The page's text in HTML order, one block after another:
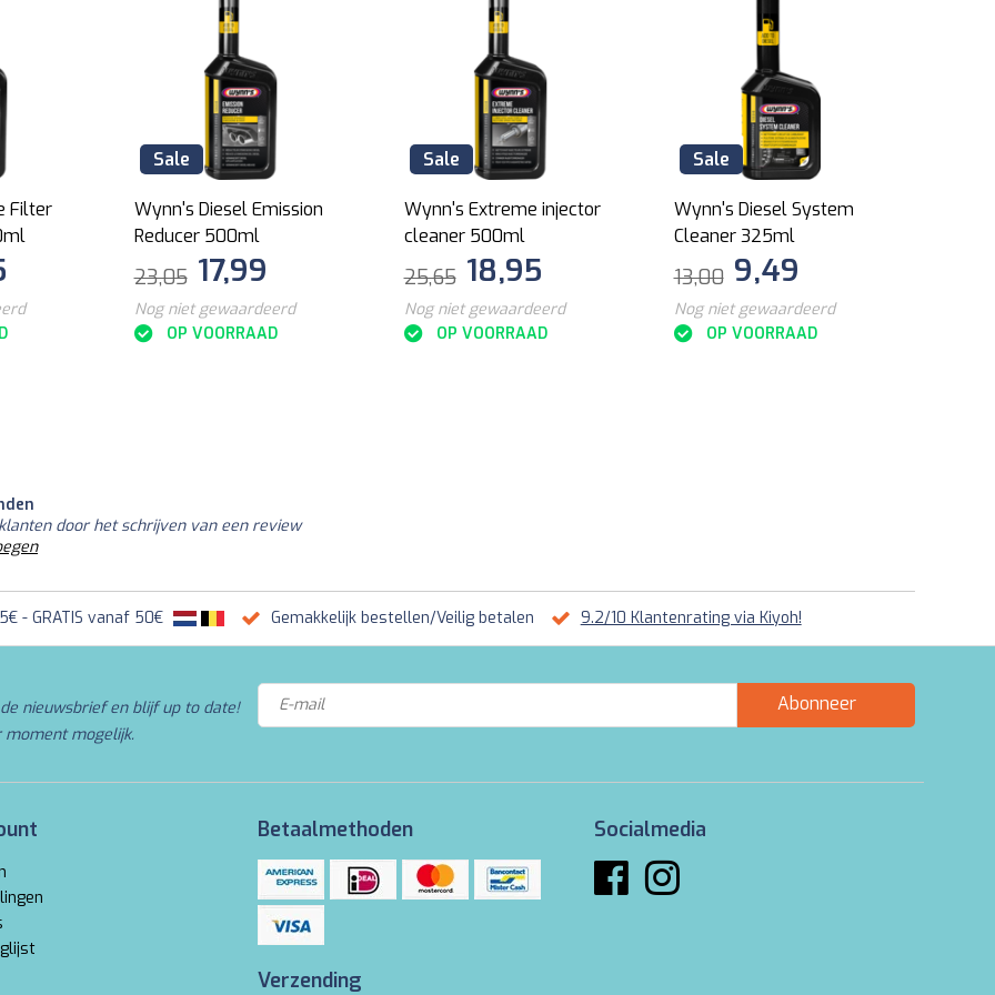
Filter
Sale
Wynn's Diesel Emission
Reducer 500ml
23,05 17,99
Nog niet gewaardeerd
OP VOORRAAD
Sale
Wynn's Extreme injector
cleaner 500ml
25,65 18,95
Nog niet gewaardeerd
OP VOORRAAD
Sale
Wynn's Diesel System
Cleaner 325ml
13,00 9,49
Nog niet gewaardeerd
OP VOORRAAD
door het schrijven van een review
- GRATIS vanaf 50€ Gemakkelijk bestellen/Veilig betalen 9.2/10 Klantenrating via Kiyoh!
nieuwsbrief en blijf up to date!
mogelijk.
Abonneer
Betaalmethoden
Verzending
Socialmedia